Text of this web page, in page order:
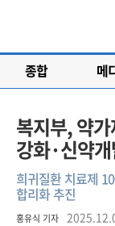
종합 메
복지부, 약
강화·신약
희귀질환 치료제
합리화 추진
홍유식 기자